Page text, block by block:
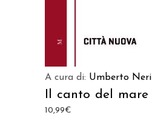
A cura di: Umberto Neri
Il canto del mare
10,99€